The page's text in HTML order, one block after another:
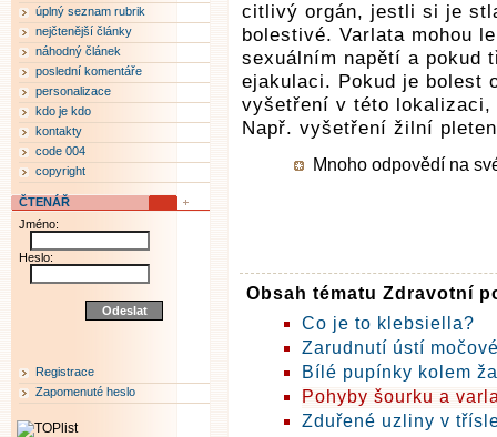
citlivý orgán, jestli si je
bolestivé. Varlata mohou
sexuálním napětí a pokud
ejakulaci. Pokud je bolest
vyšetření v této lokalizaci,
Např. vyšetření žilní
Mnoho odpovědí na
Obsah tématu Zdravotní
Co je to klebsiella?
Zarudnutí ústí
Bílé pupínky kolem
Pohyby šourku a
Zduřené uzliny v
úplný seznam rubrik
nejčtenější články
náhodný článek
poslední komentáře
personalizace
kdo je kdo
kontakty
code 004
copyright
ČTENÁŘ
Jméno:
Heslo:
Registrace
Zapomenuté heslo